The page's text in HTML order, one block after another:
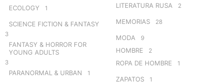
ECOLOGY 1
SCIENCE FICTION & FANTASY
3
FANTASY & HORROR FOR
YOUNG ADULTS
3
PARANORMAL & URBAN 1
LITERATURA RUSA 2
MEMORIAS 28
MODA 9
HOMBRE 2
ROPA DE HOMBRE 1
ZAPATOS 1